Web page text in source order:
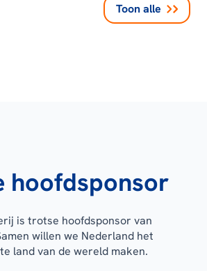
Toon alle
hoofdsponsor
is trotse hoofdsponsor van
willen we Nederland het
land van de wereld maken.